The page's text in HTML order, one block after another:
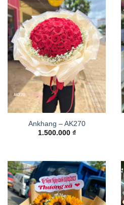
Ankhang – AK270
1.500.000 ₫